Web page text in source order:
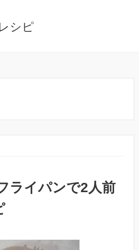
シピ
ライパンで2人前